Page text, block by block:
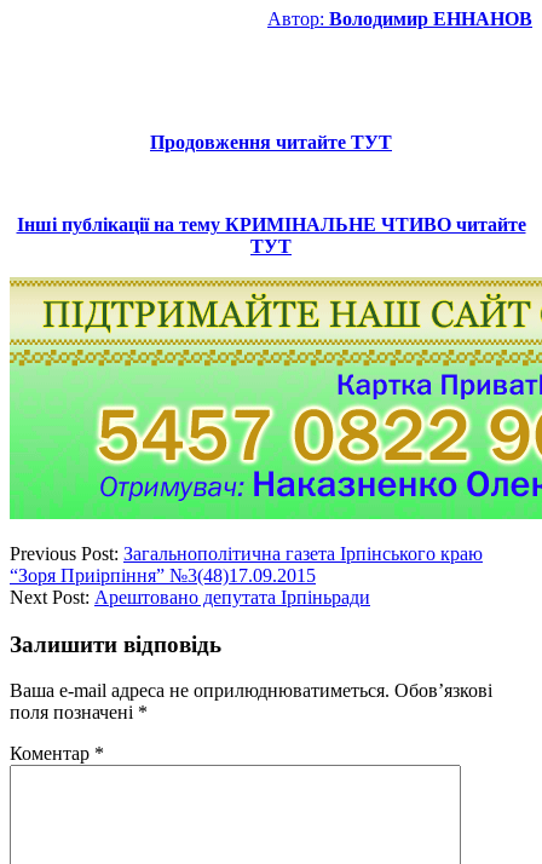
Автор: Володимир ЕННАНОВ
Продовження читайте ТУТ
Інші публікації на тему КРИМІНАЛЬНЕ ЧТИВО читайте
ТУТ
Previous Post: Загальнополітична газета Ірпінського краю
“Зоря Приірпіння” №3(48)17.09.2015
Next Post: Арештовано депутата Ірпіньради
Залишити відповідь
Ваша e-mail адреса не оприлюднюватиметься. Обов’язкові
поля позначені *
Коментар *